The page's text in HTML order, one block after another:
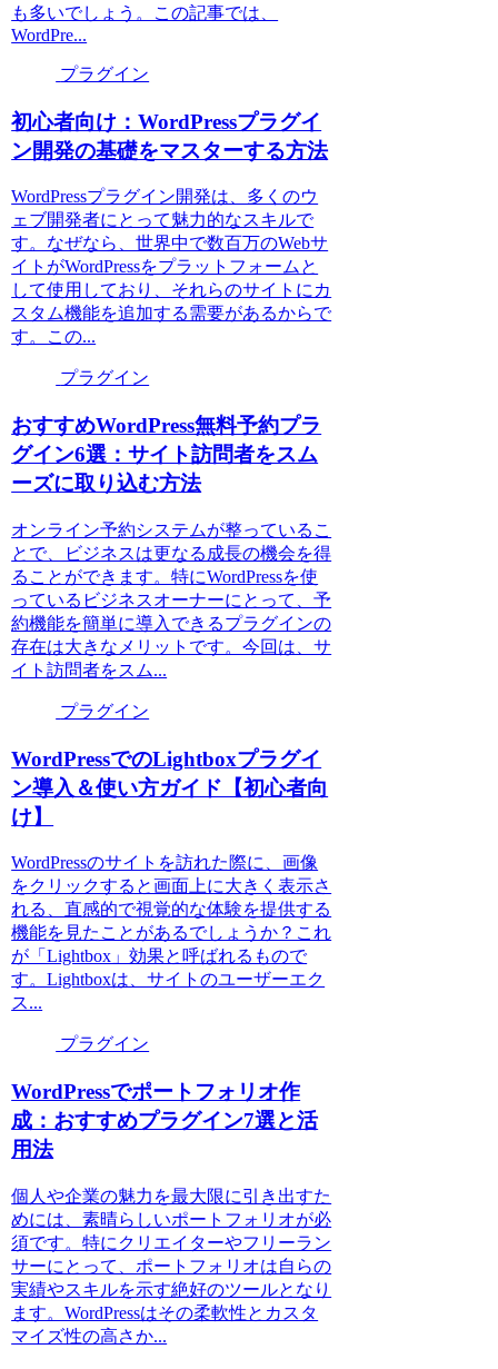
も多いでしょう。この記事では、
WordPre...
プラグイン
初心者向け：WordPressプラグイ
ン開発の基礎をマスターする方法
WordPressプラグイン開発は、多くのウ
ェブ開発者にとって魅力的なスキルで
す。なぜなら、世界中で数百万のWebサ
イトがWordPressをプラットフォームと
して使用しており、それらのサイトにカ
スタム機能を追加する需要があるからで
す。この...
プラグイン
おすすめWordPress無料予約プラ
グイン6選：サイト訪問者をスム
ーズに取り込む方法
オンライン予約システムが整っているこ
とで、ビジネスは更なる成長の機会を得
ることができます。特にWordPressを使
っているビジネスオーナーにとって、予
約機能を簡単に導入できるプラグインの
存在は大きなメリットです。今回は、サ
イト訪問者をスム...
プラグイン
WordPressでのLightboxプラグイ
ン導入＆使い方ガイド【初心者向
け】
WordPressのサイトを訪れた際に、画像
をクリックすると画面上に大きく表示さ
れる、直感的で視覚的な体験を提供する
機能を見たことがあるでしょうか？これ
が「Lightbox」効果と呼ばれるもので
す。Lightboxは、サイトのユーザーエク
ス...
プラグイン
WordPressでポートフォリオ作
成：おすすめプラグイン7選と活
用法
個人や企業の魅力を最大限に引き出すた
めには、素晴らしいポートフォリオが必
須です。特にクリエイターやフリーラン
サーにとって、ポートフォリオは自らの
実績やスキルを示す絶好のツールとなり
ます。WordPressはその柔軟性とカスタ
マイズ性の高さか...